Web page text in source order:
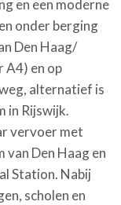
en een moderne
onder berging
Den Haag/
A4) en op
alternatief is
in Rijswijk.
vervoer met
van Den Haag en
Station. Nabij
scholen en